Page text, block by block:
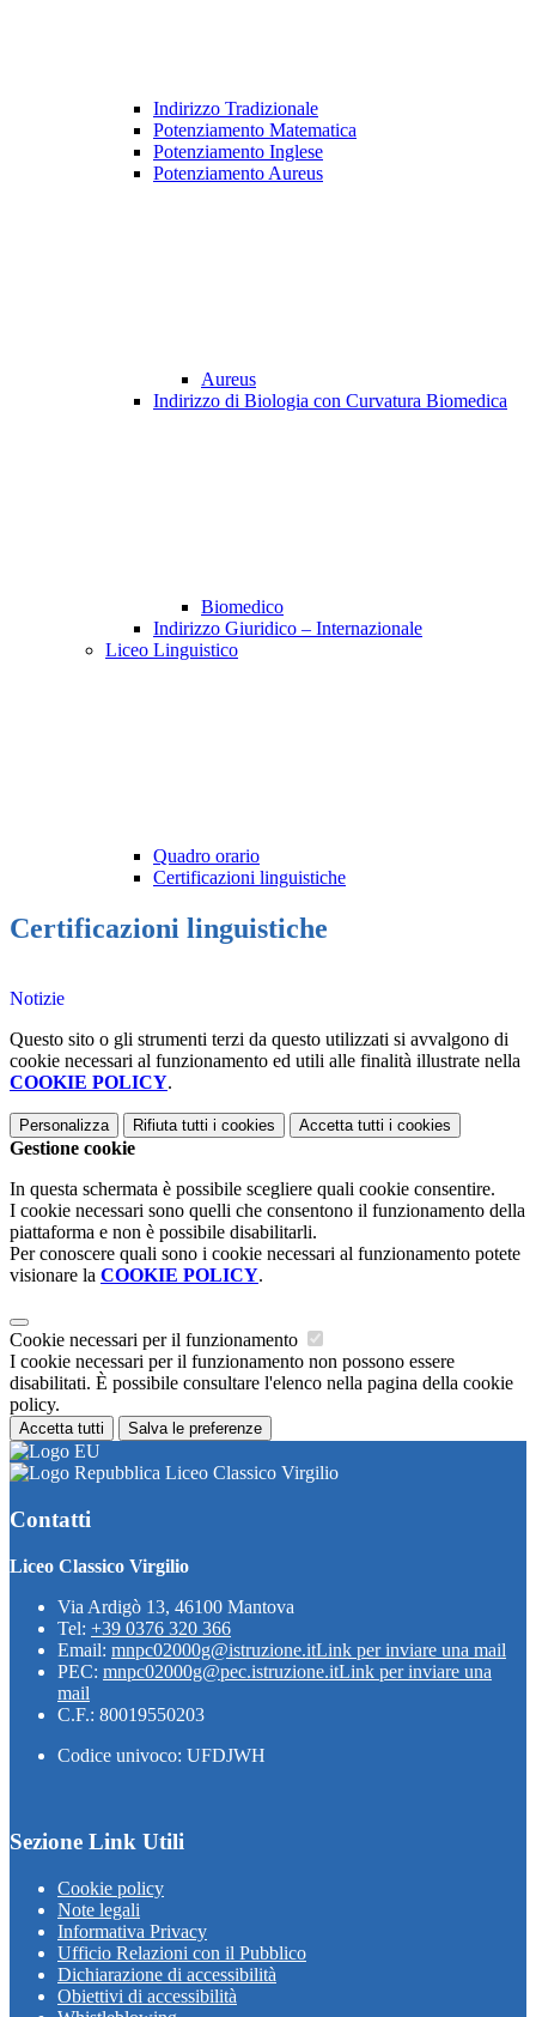
Indirizzo Tradizionale
Potenziamento Matematica
Potenziamento Inglese
Potenziamento Aureus
Aureus
Indirizzo di Biologia con Curvatura Biomedica
Biomedico
Indirizzo Giuridico – Internazionale
Liceo Linguistico
Quadro orario
Certificazioni linguistiche
Certificazioni linguistiche
Notizie
Questo sito o gli strumenti terzi da questo utilizzati si avvalgono di
cookie necessari al funzionamento ed utili alle finalità illustrate nella
COOKIE POLICY.
Personalizza Rifiuta tutti i cookies Accetta tutti i cookies
Gestione cookie
In questa schermata è possibile scegliere quali cookie consentire.
I cookie necessari sono quelli che consentono il funzionamento della
piattaforma e non è possibile disabilitarli.
Per conoscere quali sono i cookie necessari al funzionamento potete
visionare la COOKIE POLICY.
Cookie necessari per il funzionamento
I cookie necessari per il funzionamento non possono essere
disabilitati. È possibile consultare l'elenco nella pagina della cookie
policy.
Accetta tutti Salva le preferenze
Liceo Classico Virgilio
Contatti
Liceo Classico Virgilio
Via Ardigò 13, 46100 Mantova
Tel: +39 0376 320 366
Email: mnpc02000g@istruzione.itLink per inviare una mail
PEC: mnpc02000g@pec.istruzione.itLink per inviare una
mail
C.F.: 80019550203
Codice univoco: UFDJWH
Sezione Link Utili
Cookie policy
Note legali
Informativa Privacy
Ufficio Relazioni con il Pubblico
Dichiarazione di accessibilità
Obiettivi di accessibilità